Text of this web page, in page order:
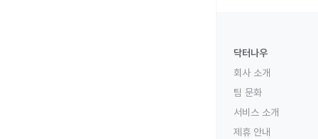
닥터나우
회사 소개
팀 문화
서비스 소개
제휴 안내